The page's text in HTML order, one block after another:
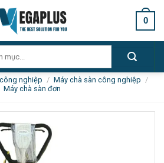
0
nghiệp / Máy chà sàn công nghiệp /
Máy chà sàn đơn